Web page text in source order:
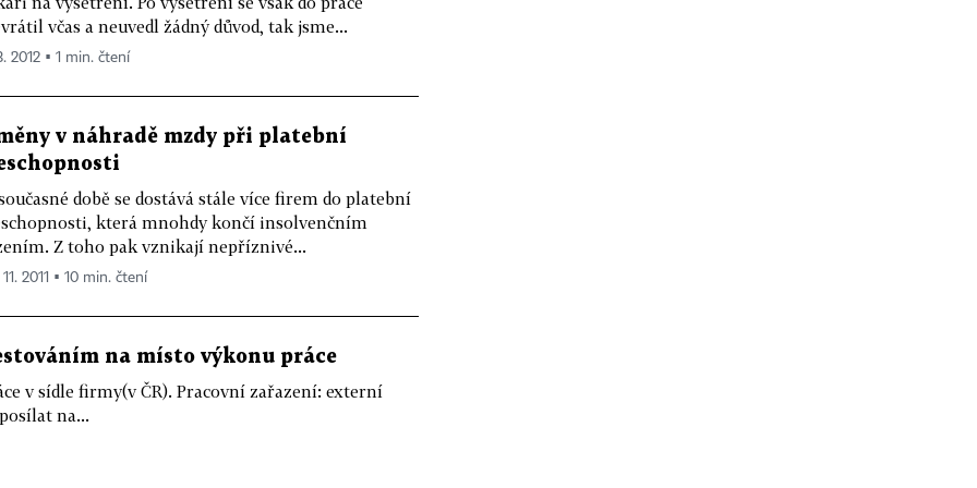
včas a neuvedl žádný důvod, tak jsme...
2012 ▪ 1 min. čtení
v náhradě mzdy při platební
době se dostává stále více firem do platební
která mnohdy končí insolvenčním
Z toho pak vznikají nepříznivé...
11. 2011 ▪ 10 min. čtení
na místo výkonu práce
v sídle firmy(v ČR). Pracovní zařazení: externí
na...